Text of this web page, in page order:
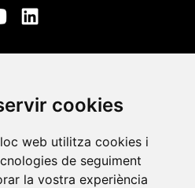
cookies
web utilitza cookies i
de seguiment
la vostra experiència
10